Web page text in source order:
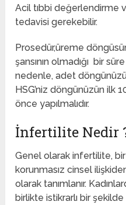
Acil tıbbi değerlendirme
tedavisi gerekebilir.
Prosedür,üreme
şansının olmadığı bir
nedenle, adet
HSG’niz döngünüzün ilk
önce yapılmalıdır.
İnfertilite Nedir
Genel olarak infertilite,
korunmasız cinsel
olarak tanımlanır.
birlikte istikrarlı bir şekilde